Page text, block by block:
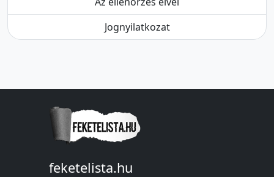
Jognyilatkozat
feketelista.hu